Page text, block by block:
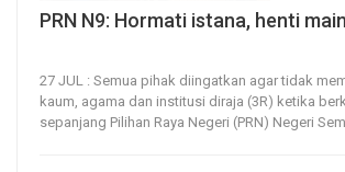
PRN N9: Hormati istana, henti
27 JUL : Semua pihak diingatkan agar tidak
kaum, agama dan institusi diraja (3R) ketika
sepanjang Pilihan Raya Negeri (PRN) Negeri